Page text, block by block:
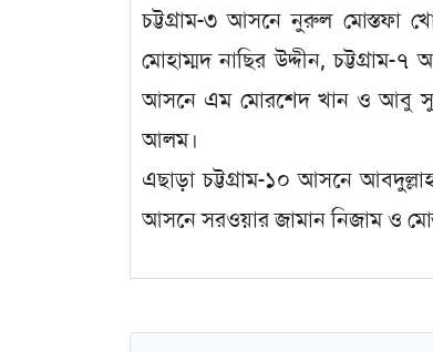
চট্টগ্রাম-৩ আসনে নুরুল মোস্তফা
মোহাম্মদ নাছির উদ্দীন,
আসনে এম মোরশেদ খান ও আবু
আলম।
এছাড়া চট্টগ্রাম-১০ আসনে
আসনে সরওয়ার জামান নিজাম ও